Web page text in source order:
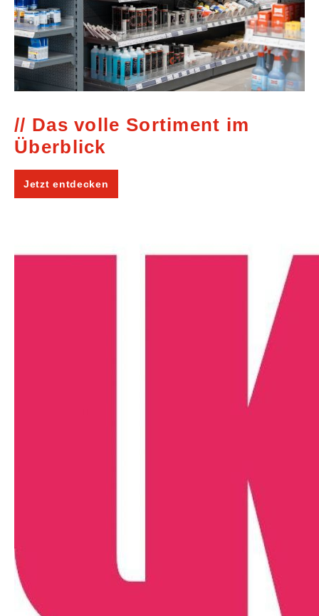
Das volle Sortiment im
Überblick
Jetzt entdecken